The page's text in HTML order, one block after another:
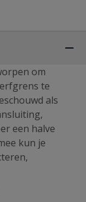
om
te
als
een halve
kun je